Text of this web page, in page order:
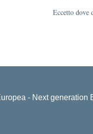
Eccetto dove